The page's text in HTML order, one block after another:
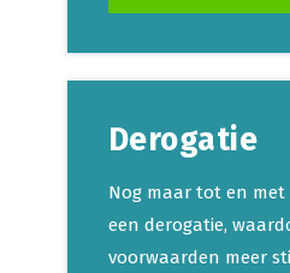
Derogatie
Nog maar tot en met
een derogatie,
voorwaarden meer